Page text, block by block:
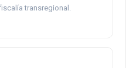
transregional.